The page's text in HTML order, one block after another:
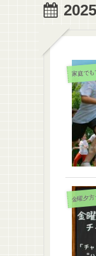
家庭で
金曜夕